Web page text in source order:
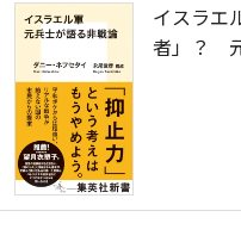
イスラエ
者」？